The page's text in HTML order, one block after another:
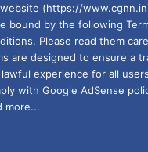
(https://
bound by the following
Please read them
are designed to ensure a
experience for all
with Google AdSense
more...